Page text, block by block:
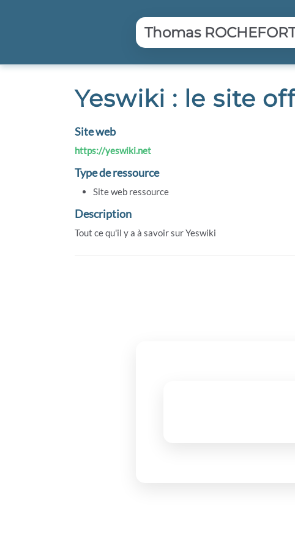
Thomas
Yeswiki : le site
Site web
https://yeswiki.net
Type de ressource
Site web ressource
Description
Tout ce qu'il y a à savoir sur Yeswiki